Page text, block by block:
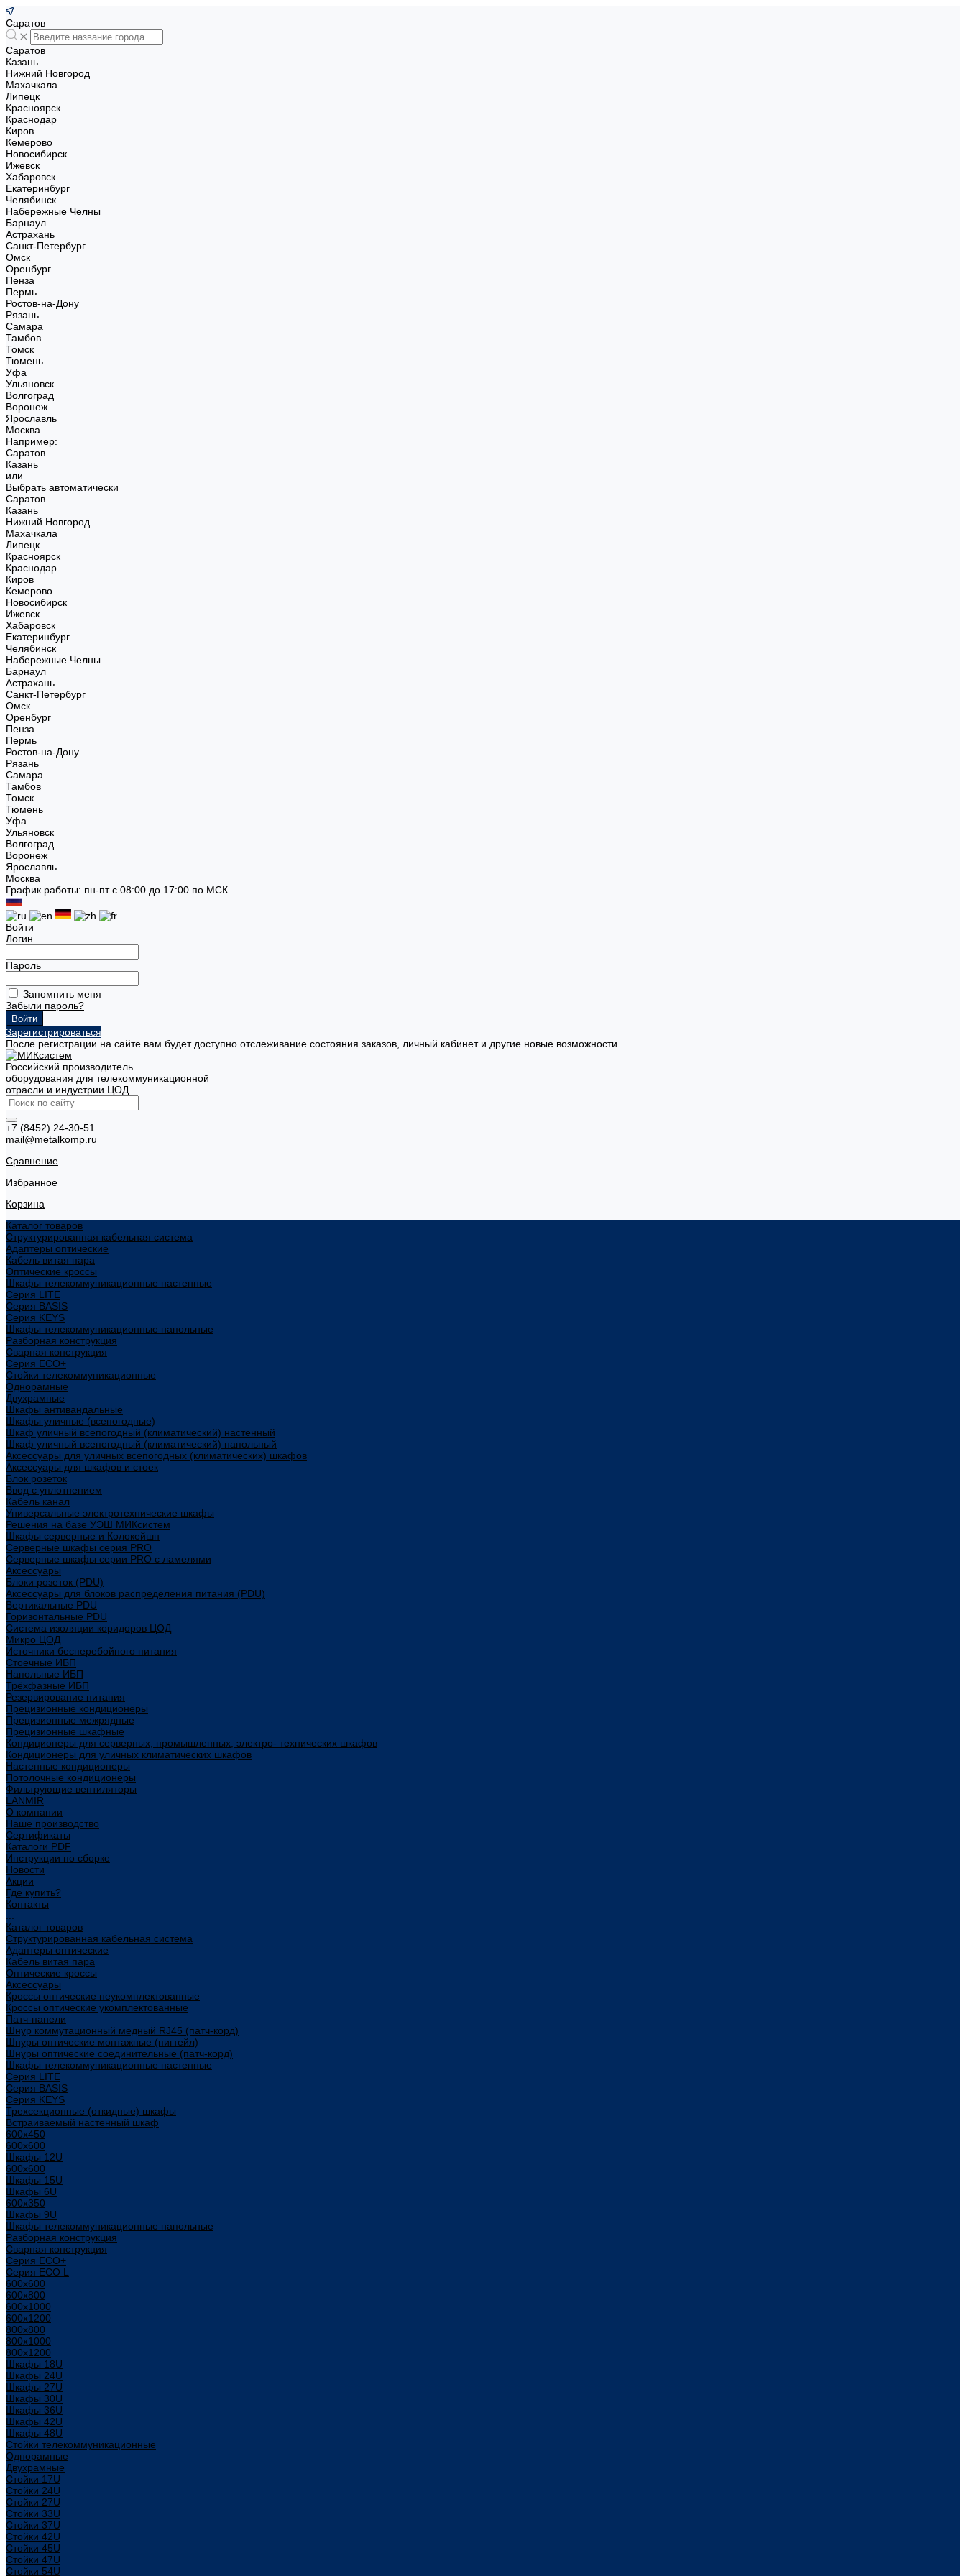
Саратов
Саратов
Казань
Нижний Новгород
Махачкала
Липецк
Красноярск
Краснодар
Киров
Кемерово
Новосибирск
Ижевск
Хабаровск
Екатеринбург
Челябинск
Набережные Челны
Барнаул
Астрахань
Санкт-Петербург
Омск
Оренбург
Пенза
Пермь
Ростов-на-Дону
Рязань
Самара
Тамбов
Томск
Тюмень
Уфа
Ульяновск
Волгоград
Воронеж
Ярославль
Москва
Например:
Саратов
Казань
или
Выбрать автоматически
Саратов
Казань
Нижний Новгород
Махачкала
Липецк
Красноярск
Краснодар
Киров
Кемерово
Новосибирск
Ижевск
Хабаровск
Екатеринбург
Челябинск
Набережные Челны
Барнаул
Астрахань
Санкт-Петербург
Омск
Оренбург
Пенза
Пермь
Ростов-на-Дону
Рязань
Самара
Тамбов
Томск
Тюмень
Уфа
Ульяновск
Волгоград
Воронеж
Ярославль
Москва
График работы: пн-пт с 08:00 до 17:00 по МСК
Войти
Логин
Пароль
Запомнить меня
Забыли пароль?
Зарегистрироваться
После регистрации на сайте вам будет доступно отслеживание состояния заказов, личный кабинет и другие новые возможности
Российский производитель
оборудования для телекоммуникационной
отрасли и индустрии ЦОД
+7 (8452) 24-30-51
mail@metalkomp.ru
Сравнение
Избранное
Корзина
Каталог товаров
Структурированная кабельная система
Адаптеры оптические
Кабель витая пара
Оптические кроссы
Шкафы телекоммуникационные настенные
Cерия LITE
Cерия BASIS
Cерия KEYS
Шкафы телекоммуникационные напольные
Разборная конструкция
Сварная конструкция
Серия ECO+
Стойки телекоммуникационные
Однорамные
Двухрамные
Шкафы антивандальные
Шкафы уличные (всепогодные)
Шкаф уличный всепогодный (климатический) настенный
Шкаф уличный всепогодный (климатический) напольный
Аксессуары для уличных всепогодных (климатических) шкафов
Аксессуары для шкафов и стоек
Блок розеток
Ввод с уплотнением
Кабель канал
Универсальные электротехнические шкафы
Решения на базе УЭШ МИКсистем
Шкафы серверные и Колокейшн
Серверные шкафы серия PRO
Серверные шкафы серии PRO с ламелями
Аксессуары
Блоки розеток (PDU)
Аксессуары для блоков распределения питания (PDU)
Вертикальные PDU
Горизонтальные PDU
Система изоляции коридоров ЦОД
Микро ЦОД
Источники бесперебойного питания
Стоечные ИБП
Напольные ИБП
Трёхфазные ИБП
Резервирование питания
Прецизионные кондиционеры
Прецизионные межрядные
Прецизионные шкафные
Кондиционеры для серверных, промышленных, электро- технических шкафов
Кондиционеры для уличных климатических шкафов
Настенные кондиционеры
Потолочные кондиционеры
Фильтрующие вентиляторы
LANMIR
О компании
Наше производство
Сертификаты
Каталоги PDF
Инструкции по сборке
Новости
Акции
Где купить?
Контакты
Каталог товаров
Структурированная кабельная система
Адаптеры оптические
Кабель витая пара
Оптические кроссы
Аксессуары
Кроссы оптические неукомплектованные
Кроссы оптические укомплектованные
Патч-панели
Шнур коммутационный медный RJ45 (патч-корд)
Шнуры оптические монтажные (пигтейл)
Шнуры оптические соединительные (патч-корд)
Шкафы телекоммуникационные настенные
Cерия LITE
Cерия BASIS
Cерия KEYS
Трехсекционные (откидные) шкафы
Встраиваемый настенный шкаф
600x450
600x600
Шкафы 12U
600x600
Шкафы 15U
Шкафы 6U
600x350
Шкафы 9U
Шкафы телекоммуникационные напольные
Разборная конструкция
Сварная конструкция
Серия ECO+
Серия ECO L
600x600
600x800
600х1000
600х1200
800x800
800х1000
800х1200
Шкафы 18U
Шкафы 24U
Шкафы 27U
Шкафы 30U
Шкафы 36U
Шкафы 42U
Шкафы 48U
Стойки телекоммуникационные
Однорамные
Двухрамные
Стойки 17U
Стойки 24U
Стойки 27U
Стойки 33U
Стойки 37U
Стойки 42U
Стойки 45U
Стойки 47U
Стойки 54U